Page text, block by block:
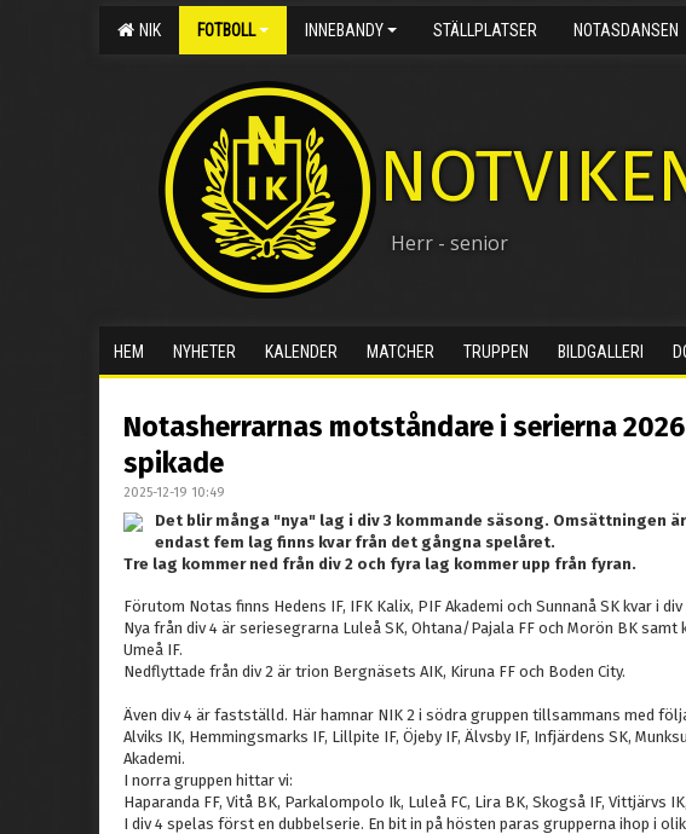
NIK FOTBOLL INNEBANDY STÄLLPLATSER NOTASDANSEN
Herr - senior
HEM NYHETER KALENDER MATCHER TRUPPEN BILDGALLERI
Notasherrarnas motståndare i serierna 2026
spikade
2025-12-19 10:49
Det blir många "nya" lag i div 3 kommande säsong. Omsättningen
endast fem lag finns kvar från det gångna spelåret.
Tre lag kommer ned från div 2 och fyra lag kommer upp från fyran.
Förutom Notas finns Hedens IF, IFK Kalix, PIF Akademi och Sunnanå SK kvar i
Nya från div 4 är seriesegrarna Luleå SK, Ohtana/Pajala FF och Morön BK samt
Umeå IF.
Nedflyttade från div 2 är trion Bergnäsets AIK, Kiruna FF och Boden City.
Även div 4 är fastställd. Här hamnar NIK 2 i södra gruppen tillsammans med
Alviks IK, Hemmingsmarks IF, Lillpite IF, Öjeby IF, Älvsby IF, Infjärdens SK,
Akademi.
I norra gruppen hittar vi:
Haparanda FF, Vitå BK, Parkalompolo Ik, Luleå FC, Lira BK, Skogså IF, Vittjärvs
I div 4 spelas först en dubbelserie. En bit in på hösten paras grupperna ihop i